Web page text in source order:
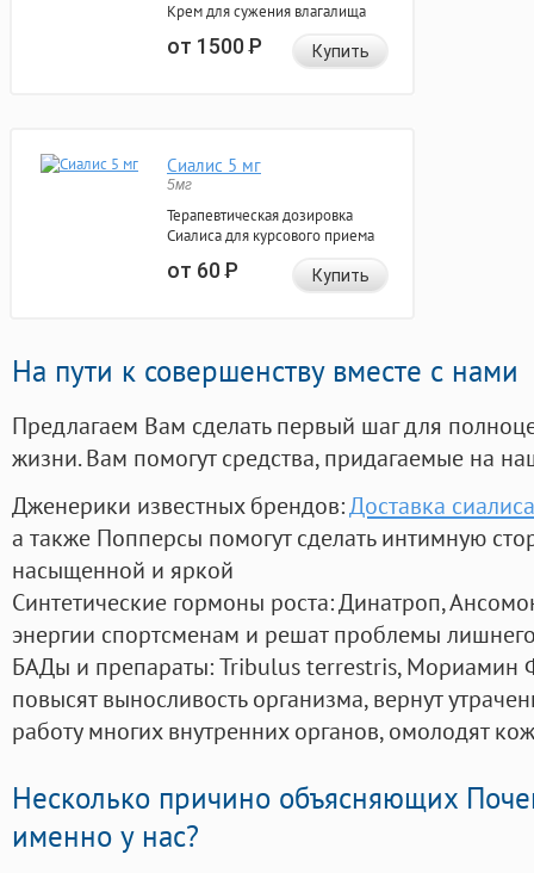
Крем для сужения влагалища
от 1500Р Купить
Сиалис 5 мг
5мг
Терапевтическая дозировка
Сиалиса для курсового приема
от 60Р Купить
На пути к совершенству вместе с нами
Предлагаем Вам сделать первый шаг для
жизни. Вам помогут средства, придагаемые на
Дженерики известных брендов:Доставка
а также Попперсы помогут сделать интимную
насыщенной и яркой
Синтетические гормоны роста: Динатроп,
энергии спортсменам и решат проблемы
БАДы и препараты:Tribulus terrestris, Мориамин
повысят выносливость организма, вернут
работу многих внутренних органов, омолодят
Несколько причино объясняющих
именно у нас?